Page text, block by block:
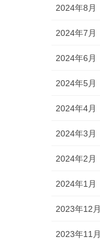
2024年8月
2024年7月
2024年6月
2024年5月
2024年4月
2024年3月
2024年2月
2024年1月
2023年12月
2023年11月